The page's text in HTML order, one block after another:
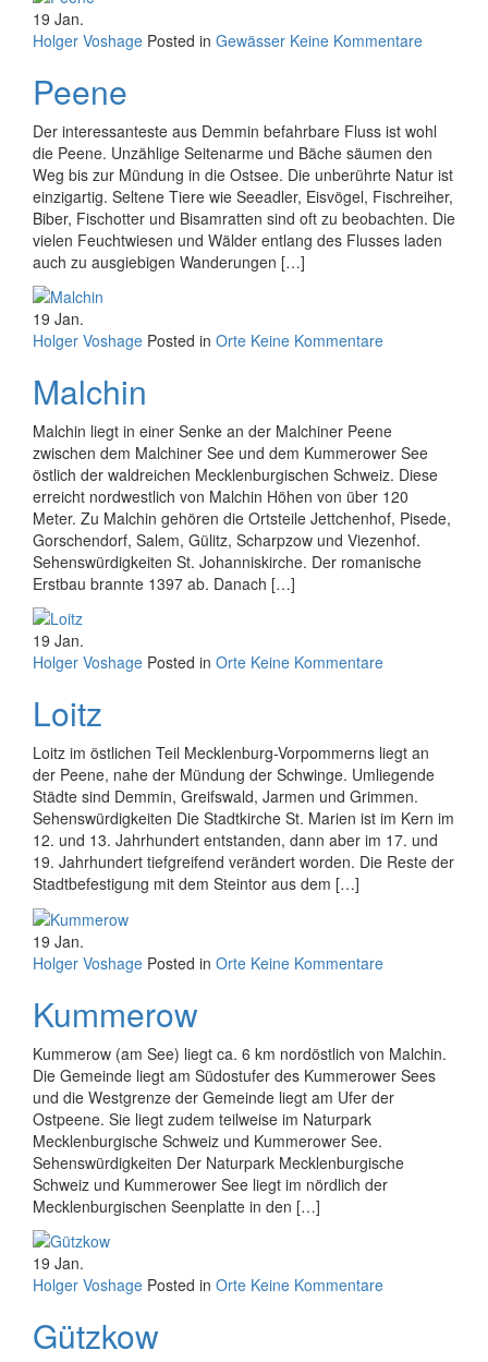
19 Jan.
Holger Voshage Posted in Gewässer Keine Kommentare
Peene
Der interessanteste aus Demmin befahrbare Fluss ist wohl
die Peene. Unzählige Seitenarme und Bäche säumen den
Weg bis zur Mündung in die Ostsee. Die unberührte Natur ist
einzigartig. Seltene Tiere wie Seeadler, Eisvögel, Fischreiher,
Biber, Fischotter und Bisamratten sind oft zu beobachten. Die
vielen Feuchtwiesen und Wälder entlang des Flusses laden
auch zu ausgiebigen Wanderungen […]
19 Jan.
Holger Voshage Posted in Orte Keine Kommentare
Malchin
Malchin liegt in einer Senke an der Malchiner Peene
zwischen dem Malchiner See und dem Kummerower See
östlich der waldreichen Mecklenburgischen Schweiz. Diese
erreicht nordwestlich von Malchin Höhen von über 120
Meter. Zu Malchin gehören die Ortsteile Jettchenhof, Pisede,
Gorschendorf, Salem, Gülitz, Scharpzow und Viezenhof.
Sehenswürdigkeiten St. Johanniskirche. Der romanische
Erstbau brannte 1397 ab. Danach […]
19 Jan.
Holger Voshage Posted in Orte Keine Kommentare
Loitz
Loitz im östlichen Teil Mecklenburg-Vorpommerns liegt an
der Peene, nahe der Mündung der Schwinge. Umliegende
Städte sind Demmin, Greifswald, Jarmen und Grimmen.
Sehenswürdigkeiten Die Stadtkirche St. Marien ist im Kern im
12. und 13. Jahrhundert entstanden, dann aber im 17. und
19. Jahrhundert tiefgreifend verändert worden. Die Reste der
Stadtbefestigung mit dem Steintor aus dem […]
19 Jan.
Holger Voshage Posted in Orte Keine Kommentare
Kummerow
Kummerow (am See) liegt ca. 6 km nordöstlich von Malchin.
Die Gemeinde liegt am Südostufer des Kummerower Sees
und die Westgrenze der Gemeinde liegt am Ufer der
Ostpeene. Sie liegt zudem teilweise im Naturpark
Mecklenburgische Schweiz und Kummerower See.
Sehenswürdigkeiten Der Naturpark Mecklenburgische
Schweiz und Kummerower See liegt im nördlich der
Mecklenburgischen Seenplatte in den […]
19 Jan.
Holger Voshage Posted in Orte Keine Kommentare
Gützkow